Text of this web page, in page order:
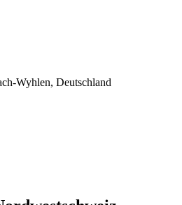
Wyhlen, Deutschland